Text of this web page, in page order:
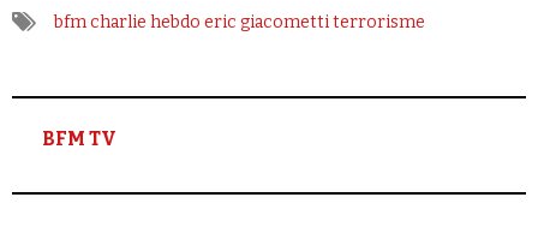
Se connecter
bfmcharlie hebdo eric giacomettiterrorisme
BFM TV